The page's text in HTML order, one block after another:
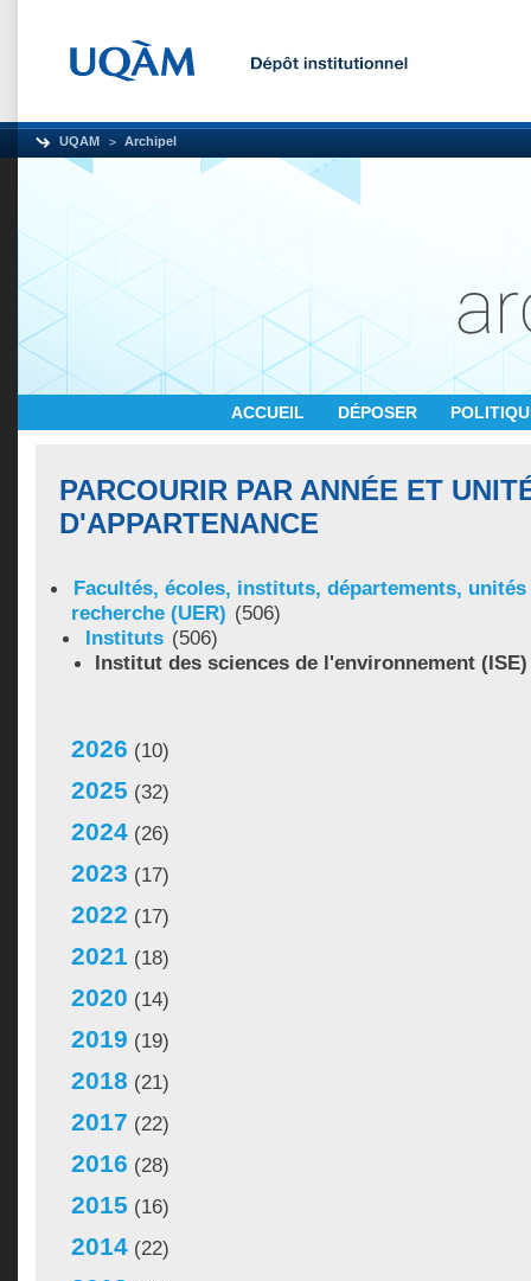
UQAM Archipel
ACCUEIL DÉPOSER
PARCOURIR PAR ANNÉE ET
D'APPARTENANCE
Facultés, écoles, instituts, départements,
recherche (UER) (506)
Instituts (506)
Institut des sciences de l'environnement (ISE)
2026 (10)
2025 (32)
2024 (26)
2023 (17)
2022 (17)
2021 (18)
2020 (14)
2019 (19)
2018 (21)
2017 (22)
2016 (28)
2015 (16)
2014 (22)